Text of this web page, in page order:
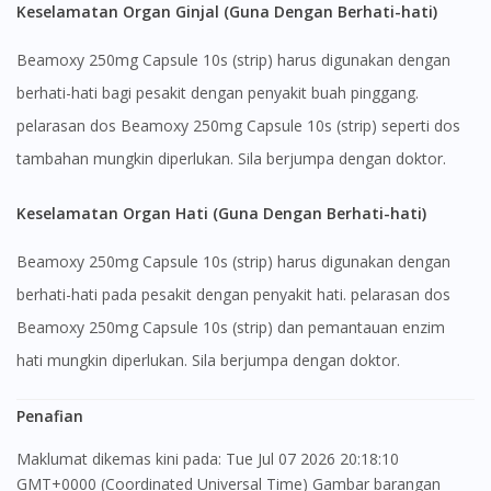
Keselamatan Organ Ginjal (Guna Dengan Berhati-hati)
Beamoxy 250mg Capsule 10s (strip) harus digunakan dengan
berhati-hati bagi pesakit dengan penyakit buah pinggang.
pelarasan dos Beamoxy 250mg Capsule 10s (strip) seperti dos
tambahan mungkin diperlukan. Sila berjumpa dengan doktor.
Keselamatan Organ Hati (Guna Dengan Berhati-hati)
Beamoxy 250mg Capsule 10s (strip) harus digunakan dengan
berhati-hati pada pesakit dengan penyakit hati. pelarasan dos
Beamoxy 250mg Capsule 10s (strip) dan pemantauan enzim
hati mungkin diperlukan. Sila berjumpa dengan doktor.
Penafian
Maklumat dikemas kini pada: Tue Jul 07 2026 20:18:10
GMT+0000 (Coordinated Universal Time) Gambar barangan